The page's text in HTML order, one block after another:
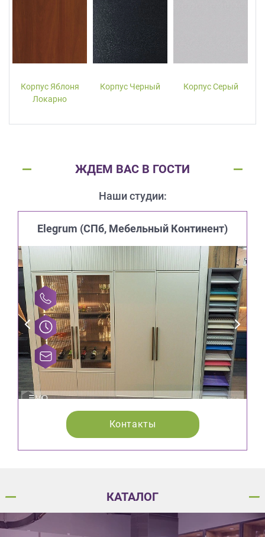
Корпус Яблоня
Локарно
Корпус Черный Корпус Серый
ЖДЕМ ВАС В ГОСТИ
Наши студии:
Elegrum (CПб, Мебельный Континент)
Контакты
КАТАЛОГ